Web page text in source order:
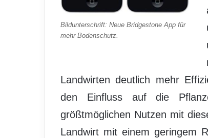
Bildunterschrift: Neue Bridgestone App für
mehr Bodenschutz.
Landwirten deutlich mehr
den Einfluss auf die
größtmöglichen Nutzen mit
Landwirt mit einem geringem